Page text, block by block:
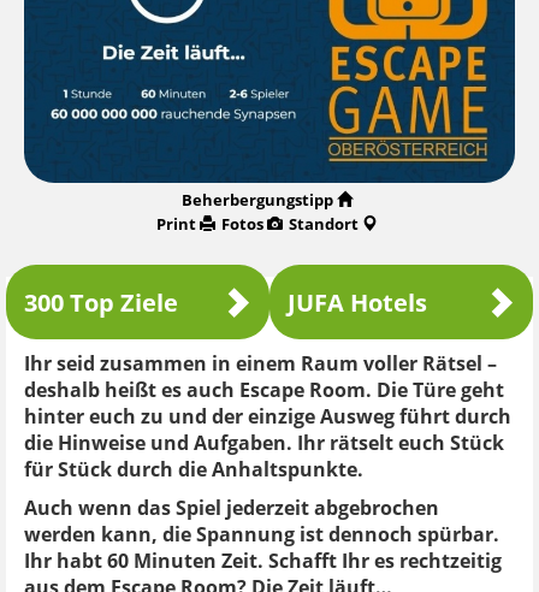
Beherbergungstipp
Print
Fotos Standort
300 Top Ziele JUFA Hotels
Ihr seid zusammen in einem Raum voller Rätsel –
deshalb heißt es auch Escape Room. Die Türe geht
hinter euch zu und der einzige Ausweg führt durch
die Hinweise und Aufgaben. Ihr rätselt euch Stück
für Stück durch die Anhaltspunkte.
Auch wenn das Spiel jederzeit abgebrochen
werden kann, die Spannung ist dennoch spürbar.
Ihr habt 60 Minuten Zeit. Schafft Ihr es rechtzeitig